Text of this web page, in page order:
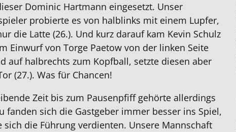
Dominic Hartmann eingesetzt. Unser
probierte es von halblinks mit einem Lupfer,
die Latte (26.). Und kurz darauf kam Kevin Schulz
Einwurf von Torge Paetow von der linken Seite
auf halbrechts zum Kopfball, setzte diesen aber
(27.). Was für Chancen!
Zeit bis zum Pausenpfiff gehörte allerdings
fanden sich die Gastgeber immer besser ins Spiel,
sich die Führung verdienten. Unsere Mannschaft